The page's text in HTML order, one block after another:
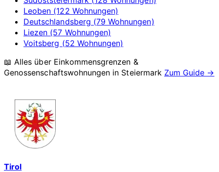
Leoben (122 Wohnungen)
Deutschlandsberg (79 Wohnungen)
Liezen (57 Wohnungen)
Voitsberg (52 Wohnungen)
📖 Alles über Einkommensgrenzen &
Genossenschaftswohnungen in Steiermark Zum Guide →
Tirol